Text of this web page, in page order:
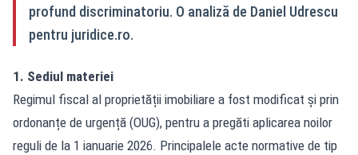
profund discriminatoriu. O analiză de Daniel Udrescu
pentru juridice.ro.
1. Sediul materiei
Regimul fiscal al proprietății imobiliare a fost modificat și prin
ordonanțe de urgență (OUG), pentru a pregăti aplicarea noilor
reguli de la 1 ianuarie 2026. Principalele acte normative de tip